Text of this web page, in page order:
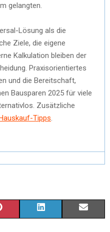
gelangten.
Lösung als die
Ziele, die eigene
Kalkulation bleiben der
Praxisorientiertes
und die Bereitschaft,
Bausparen 2025 für viele
Zusätzliche
Tipps